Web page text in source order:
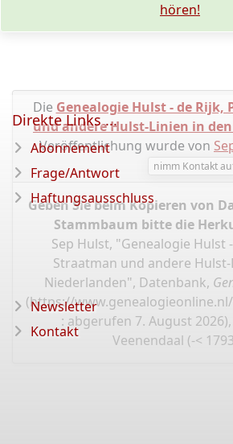
hören!
Die Genealogie Hulst - de Rijk,
und andere Hulst-Linien in
Veröffentlichung wurde von
nimm Kontakt
Geben Sie beim Kopieren von
Stammbaum bitte die
Sep Hulst, "Genealogie Hulst
Straatman und andere
Niederlanden", Datenbank,
(https://
: abgerufen 7. August
Veenendaal (-<
Direkte Links ...
Abonnement
Frage/Antwort
Haftungsausschluss
Newsletter
Kontakt